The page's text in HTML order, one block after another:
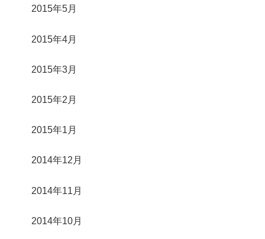
2015年5月
2015年4月
2015年3月
2015年2月
2015年1月
2014年12月
2014年11月
2014年10月